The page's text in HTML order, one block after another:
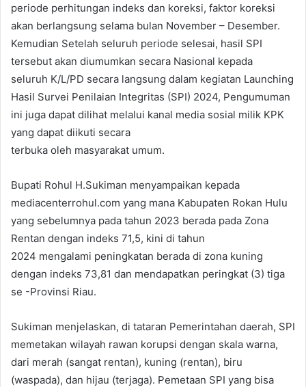
periode perhitungan indeks dan koreksi, faktor koreksi
akan berlangsung selama bulan November – Desember.
Kemudian Setelah seluruh periode selesai, hasil SPI
tersebut akan diumumkan secara Nasional kepada
seluruh K/L/PD secara langsung dalam kegiatan Launching
Hasil Survei Penilaian Integritas (SPI) 2024, Pengumuman
ini juga dapat dilihat melalui kanal media sosial milik KPK
yang dapat diikuti secara
terbuka oleh masyarakat umum.
Bupati Rohul H.Sukiman menyampaikan kepada
mediacenterrohul.com yang mana Kabupaten Rokan Hulu
yang sebelumnya pada tahun 2023 berada pada Zona
Rentan dengan indeks 71,5, kini di tahun
2024 mengalami peningkatan berada di zona kuning
dengan indeks 73,81 dan mendapatkan peringkat (3) tiga
se -Provinsi Riau.
Sukiman menjelaskan, di tataran Pemerintahan daerah, SPI
memetakan wilayah rawan korupsi dengan skala warna,
dari merah (sangat rentan), kuning (rentan), biru
(waspada), dan hijau (terjaga). Pemetaan SPI yang bisa